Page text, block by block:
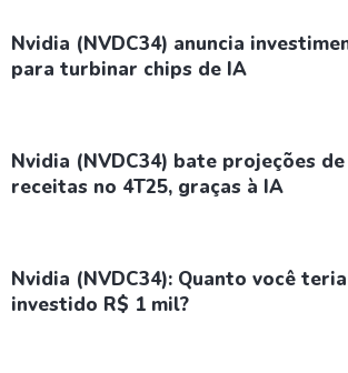
Nvidia (NVDC34) anuncia
para turbinar chips de IA
Nvidia (NVDC34) bate projeções
receitas no 4T25, graças à IA
Nvidia (NVDC34): Quanto você
investido R$ 1 mil?